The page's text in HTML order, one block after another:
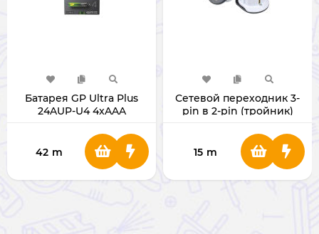
Батарея GP Ultra Plus
24AUP-U4 4xAAA
42 m
Сетевой переходник 3-
pin в 2-pin (тройник)
15 m